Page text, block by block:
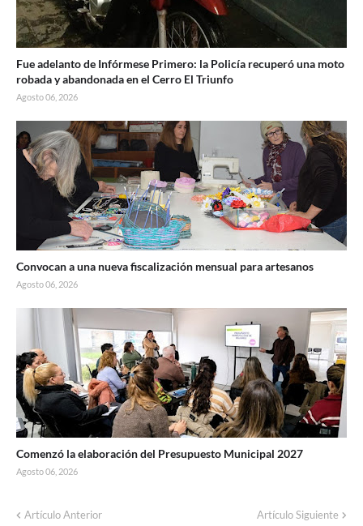
Fue adelanto de Infórmese Primero: la Policía recuperó una moto
robada y abandonada en el Cerro El Triunfo
Agosto 06, 2026
Convocan a una nueva fiscalización mensual para artesanos
Agosto 06, 2026
Comenzó la elaboración del Presupuesto Municipal 2027
Agosto 06, 2026
Artículo Anterior Artículo Siguiente